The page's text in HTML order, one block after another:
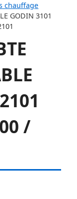
chauffage
GODIN 3101
/